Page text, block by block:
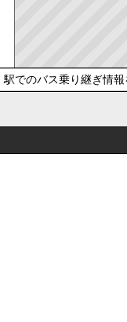
でのバス乗り継ぎ情報